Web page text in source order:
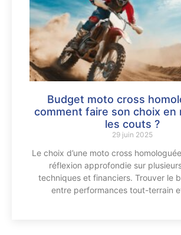
Budget moto cross
comment faire son choix en
les couts ?
29 juin 2025
Le choix d’une moto cross
réflexion approfondie sur
techniques et financiers. Trouver le
entre performances tout-terrain